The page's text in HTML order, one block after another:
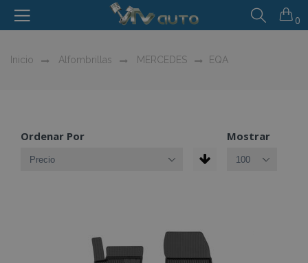
0
Inicio Alfombrillas MERCEDES EQA
Ordenar Por Mostrar